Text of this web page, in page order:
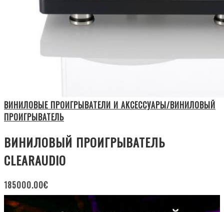
ВИНИЛОВЫЕ ПРОИГРЫВАТЕЛИ И АКСЕССУАРЫ/ВИНИЛОВЫЙ
ПРОИГРЫВАТЕЛЬ
ВИНИЛОВЫЙ ПРОИГРЫВАТЕЛЬ
CLEARAUDIO
185000.00€